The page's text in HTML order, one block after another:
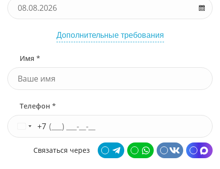
Дополнительные требования
Имя *
Телефон *
+7
Связаться через